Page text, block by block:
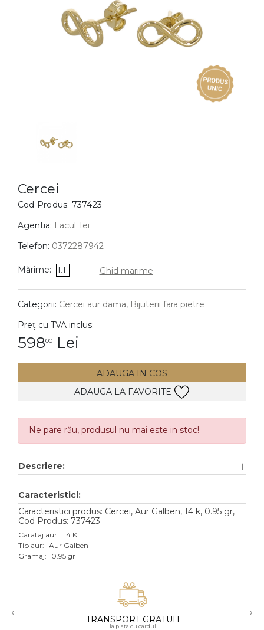
BIJUTERII COPII
Cercei
Bratari
Coliere
Lanturi
Pandantive
DIAMANTE Vezi toate
Cercei
Accesorii
TIP METAL
Aur galben
Aur alb
Aur roz
Aur mixt
18K
Cercei
Cod Produs: 737423
Agentia: Lacul Tei
Telefon: 0372287942
Mărime: 1.1 Ghid marime
Categorii: Cercei aur dama, Bijuterii fara pietre
Preț cu TVA inclus:
59800 Lei
ADAUGA IN COS
ADAUGA LA FAVORITE
Ne pare rău, produsul nu mai este in stoc!
Descriere:
Caracteristici:
Caracteristici produs: Cercei, Aur Galben, 14 k, 0.95 gr,
Cod Produs: 737423
Carataj aur: 14 K
Tip aur: Aur Galben
Gramaj:
0.95 gr
‹ TRANSPORT GRATUIT
la plata cu cardul
›